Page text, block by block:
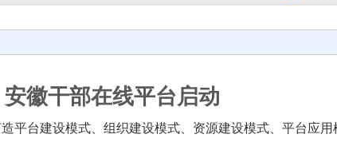
安徽干部在线平台启动
平台建设模式、组织建设模式、资源建设模式、平台应用